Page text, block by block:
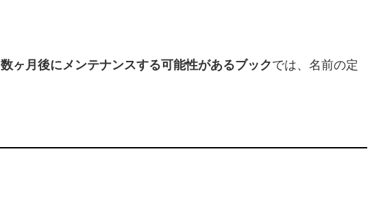
数ヶ月後にメンテナンスする可能性があるブックでは、名前の定